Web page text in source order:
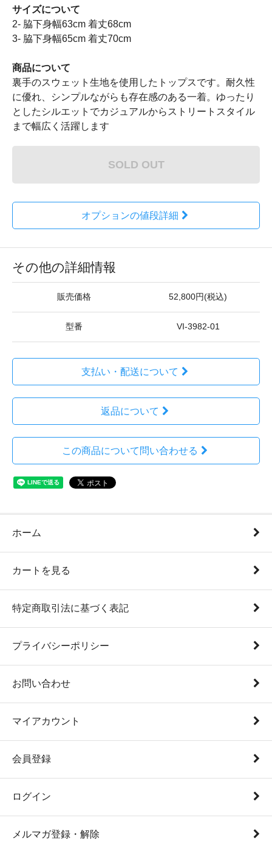
サイズについて
2- 脇下身幅63cm 着丈68cm
3- 脇下身幅65cm 着丈70cm
商品について
裏手のスウェット生地を使用したトップスです。耐久性
に優れ、シンプルながらも存在感のある一着。ゆったり
としたシルエットでカジュアルからストリートスタイル
まで幅広く活躍します
SOLD OUT
オプションの値段詳細
その他の詳細情報
販売価格 52,800円(税込)
型番 VI-3982-01
支払い・配送について
返品について
この商品について問い合わせる
ホーム
カートを見る
特定商取引法に基づく表記
プライバシーポリシー
お問い合わせ
マイアカウント
会員登録
ログイン
メルマガ登録・解除